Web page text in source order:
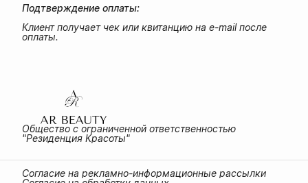
Подтверждение оплаты:
Клиент получает чек или квитанцию на e-mail после
оплаты.
Общество с ограниченной ответственностью
"Резиденция Красоты"
Согласие на рекламно-информационные рассылки